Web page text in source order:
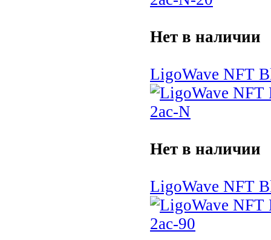
Нет в наличии
LigoWave NFT
Нет в наличии
LigoWave NFT